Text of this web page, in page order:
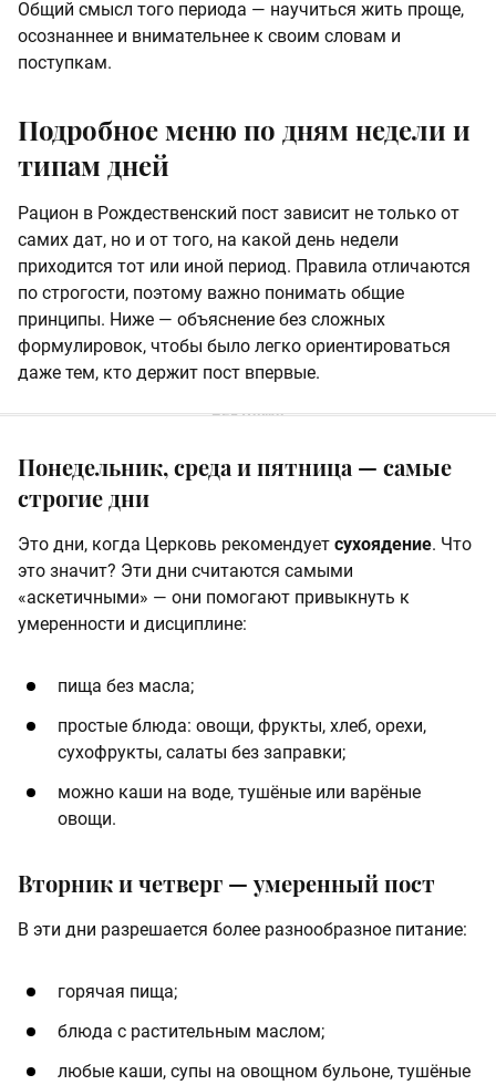
Общий смысл того периода — научиться жить проще,
осознаннее и внимательнее к своим словам и
поступкам.
Подробное меню по дням недели и
типам дней
Рацион в Рождественский пост зависит не только от
самих дат, но и от того, на какой день недели
приходится тот или иной период. Правила отличаются
по строгости, поэтому важно понимать общие
принципы. Ниже — объяснение без сложных
формулировок, чтобы было легко ориентироваться
даже тем, кто держит пост впервые.
Понедельник, среда и пятница — самые
строгие дни
Это дни, когда Церковь рекомендует сухоядение. Что
это значит? Эти дни считаются самыми
«аскетичными» — они помогают привыкнуть к
умеренности и дисциплине:
пища без масла;
простые блюда: овощи, фрукты, хлеб, орехи,
сухофрукты, салаты без заправки;
можно каши на воде, тушёные или варёные
овощи.
Вторник и четверг — умеренный пост
В эти дни разрешается более разнообразное питание:
горячая пища;
блюда с растительным маслом;
любые каши, супы на овощном бульоне, тушёные